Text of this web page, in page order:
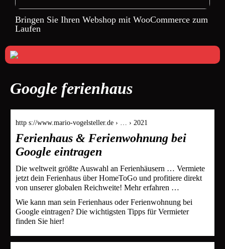
Bringen Sie Ihren Webshop mit WooCommerce zum
Laufen
Google ferienhaus
http s://www.mario-vogelsteller.de › … › 2021
Ferienhaus & Ferienwohnung bei
Google eintragen
Die weltweit größte Auswahl an Ferienhäusern … Vermiete
jetzt dein Ferienhaus über HomeToGo und profitiere direkt
von unserer globalen Reichweite! Mehr erfahren …
Wie kann man sein Ferienhaus oder Ferienwohnung bei
Google eintragen? Die wichtigsten Tipps für Vermieter
finden Sie hier!